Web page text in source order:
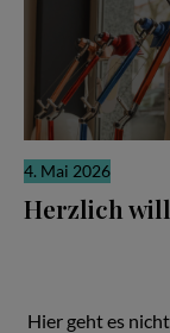
4. Mai 2026
Herzlich
Hier geht es